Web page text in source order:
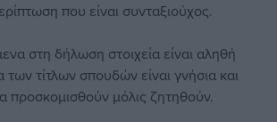
που είναι συνταξιούχος.
στη δήλωση στοιχεία είναι αληθή
των τίτλων σπουδών είναι γνήσια και
προσκομισθούν μόλις ζητηθούν.